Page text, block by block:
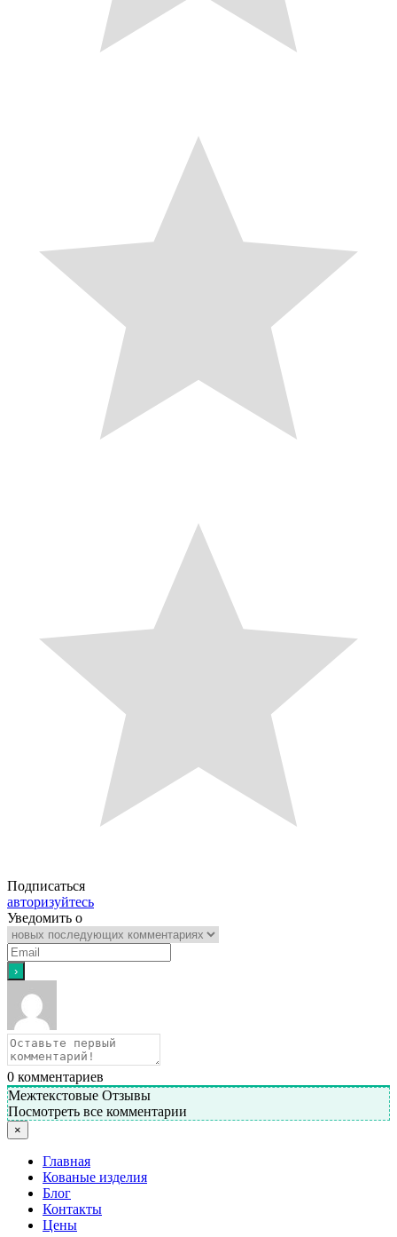
Подписаться
авторизуйтесь
Уведомить о
0 комментариев
Межтекстовые Отзывы
Посмотреть все комментарии
×
Главная
Кованые изделия
Блог
Контакты
Цены